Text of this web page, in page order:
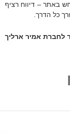
באתר – דיווח רציף
כל הדרך.
לחברת אמיר ארליך